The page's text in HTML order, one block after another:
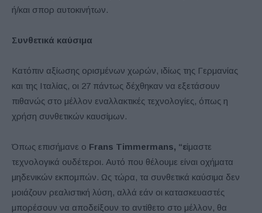
ή/και σπορ αυτοκινήτων.
Συνθετικά καύσιμα
Κατόπιν αξίωσης ορισμένων χωρών, ιδίως της Γερμανίας
και της Ιταλίας, οι 27 πάντως δέχθηκαν να εξετάσουν
πιθανώς στο μέλλον εναλλακτικές τεχνολογίες, όπως η
χρήση συνθετικών καυσίμων.
Όπως επισήμανε ο Frans Timmermans, “είμαστε
τεχνολογικά ουδέτεροι. Αυτό που θέλουμε είναι οχήματα
μηδενικών εκπομπών. Ως τώρα, τα συνθετικά καύσιμα δεν
μοιάζουν ρεαλιστική λύση, αλλά εάν οι κατασκευαστές
μπορέσουν να αποδείξουν το αντίθετο στο μέλλον, θα